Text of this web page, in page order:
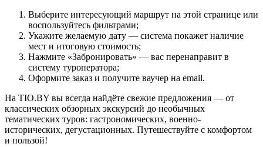
Выберите интересующий маршрут на этой странице или
воспользуйтесь фильтрами;
Укажите желаемую дату — система покажет наличие
мест и итоговую стоимость;
Нажмите «Забронировать» — вас перенаправит в
систему туроператора;
Оформите заказ и получите ваучер на email.
На TIO.BY вы всегда найдёте свежие предложения — от
классических обзорных экскурсий до необычных
тематических туров: гастрономических, военно-
исторических, дегустационных. Путешествуйте с комфортом
и пользой!